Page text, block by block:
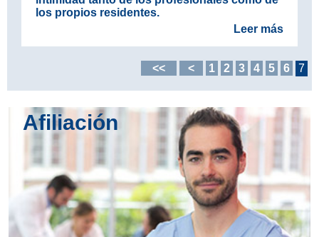
los propios residentes.
Leer más
<< < 1 2 3 4 5 6 7
Afiliación